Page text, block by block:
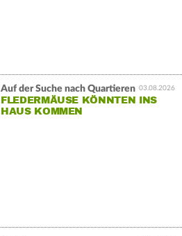
03.08.2026
Auf der Suche nach Quartieren
FLEDERMÄUSE KÖNNTEN INS
HAUS KOMMEN